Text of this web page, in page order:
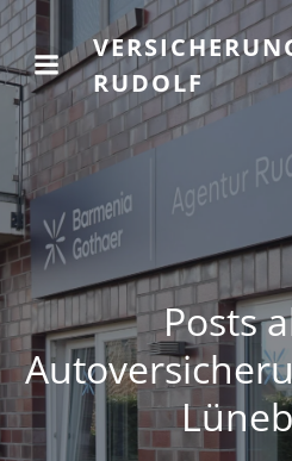
RUDOLF
Posts